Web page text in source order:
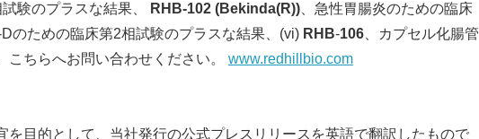
験のプラスな結果、
RHB-102 (Bekinda(R))、急性胃腸炎のための臨床
のための臨床第2相試験のプラスな結果、(vi) RHB-106、カプセル化腸管
ちらへお問い合わせください。 www.redhillbio.com
を目的として、当社発行の公式プレスリリースを英語で翻訳したもので